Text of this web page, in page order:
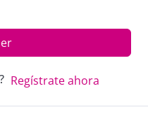
Regístrate ahora